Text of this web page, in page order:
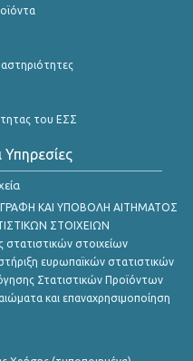
του ΕΣΣ
Υπηρεσίες
ΚΑΙ ΥΠΟΒΟΛΗ ΑΙΤΗΜΑΤΟΣ
ΣΤΟΙΧΕΙΩΝ
στατιστικών στοιχείων
ευρωπαϊκών στατιστικών
Στατιστικών Προϊόντων
και επαναχρησιμοποίηση